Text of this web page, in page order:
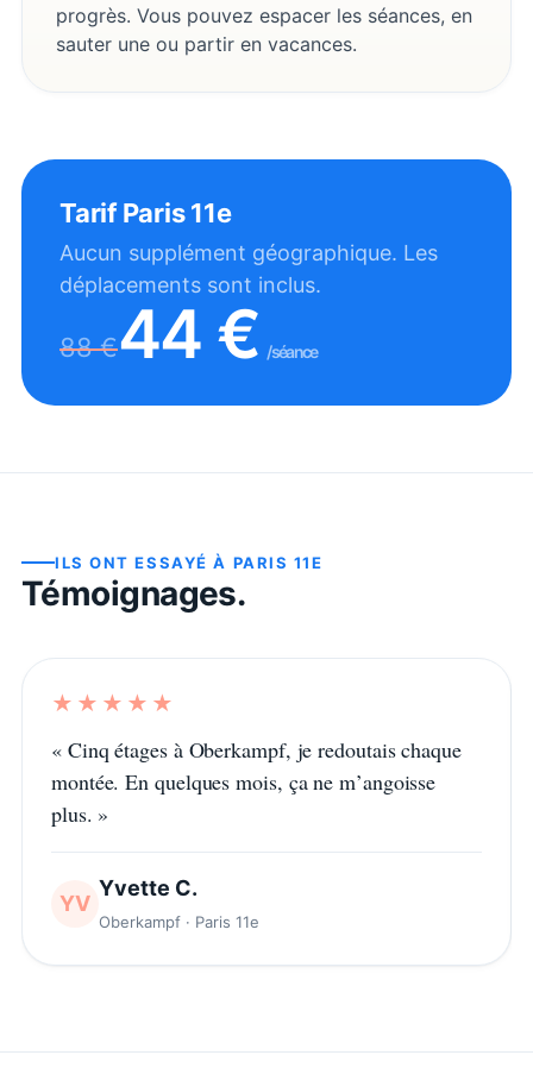
progrès. Vous pouvez espacer les séances, en
sauter une ou partir en vacances.
TarifParis 11e
Aucun supplément géographique. Les
déplacements sont inclus.
88€44 € /séance
ILS ONT ESSAYÉ À PARIS 11E
Témoignages.
★★★★★
« Cinq étages à Oberkampf, je redoutais chaque
montée. En quelques mois, ça ne m’angoisse
plus. »
YV
Yvette C.
Oberkampf · Paris 11e